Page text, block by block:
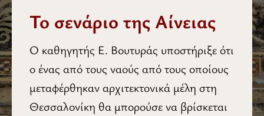
Το σενάριο της Αίνειας
Ο καθηγητής Ε. Βουτυράς υποστήριξε ότι
ο ένας από τους ναούς από τους οποίους
μεταφέρθηκαν αρχιτεκτονικά μέλη στη
Θεσσαλονίκη θα μπορούσε να βρίσκεται